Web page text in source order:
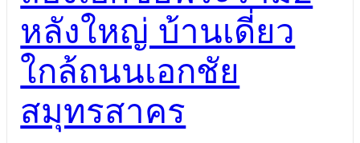
หลังใหญ่ บ้านเดี่ยว
ใกล้ถนนเอกชัย
สมุทรสาคร